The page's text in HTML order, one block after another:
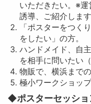
いただきたい。※
誘導、ご紹介します
「ポスターをつく
をしたい」の方。
ハンドメイド、自
を相手に問いたい
物販で、横浜まで
極小ワークショッ
◆ポスターセッショ